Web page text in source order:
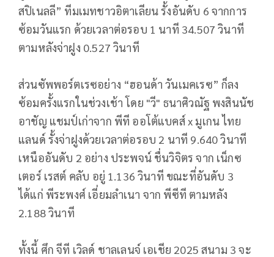
สปิเนลลี” ทีมเมทชาวอิตาเลียน รั้งอันดับ 6 จากการ
ซ้อมวันแรก ด้วยเวลาต่อรอบ 1 นาที 34.507 วินาที
ตามหลังจ่าฝูง 0.527 วินาที
ส่วนซัพพอร์ตเรซอย่าง “ฮอนด้า วันเมคเรซ” ก็ลง
ซ้อมครั้งแรกในช่วงเช้า โดย "วี" ธนาศิวณัฐ พงสินนัช
อาชัญ แชมป์เก่าจาก พีที ออโต้แบคส์ x มูเกน ไทย
แลนด์ รั้งจ่าฝูงด้วยเวลาต่อรอบ 2 นาที 9.640 วินาที
เหนืออันดับ 2 อย่าง ประพจน์ ชื่นวิจิตร จาก เน็กซ
เตอร์ เรสต์ คลับ อยู่ 1.136 วินาที ขณะที่อันดับ 3
ได้แก่ พีระพงศ์ เอี่ยมลำเนา จาก พีซีที ตามหลัง
2.188 วินาที
ทั้งนี้ ศึก จีที เวิลด์ ชาลเลนจ์ เอเชีย 2025 สนาม 3 จะ